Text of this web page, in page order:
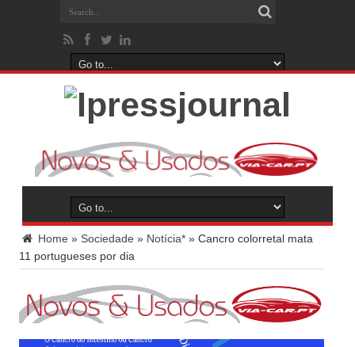
Home » Sociedade » Notícia* » Cancro colorretal mata
11 portugueses por dia